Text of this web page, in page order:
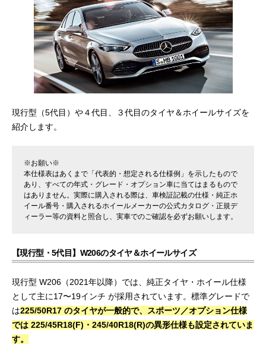
現行型（5代目）や４代目、３代目のタイヤ＆ホイールサイズを
紹介します。
※お願い※
本仕様表はあくまで「代表的・想定される仕様例」を示したもので
あり、すべての年式・グレード・オプション車に当てはまるもので
はありません。実際に購入される際は、車検証記載の仕様・純正ホ
イール番号・購入されるホイールメーカーの公式カタログ・正規デ
ィーラー等の資料と照合し、実車でのご確認を必ずお願いします。
【現行型・5代目】W206のタイヤ＆ホイールサイズ
現行型 W206（2021年以降）では、純正タイヤ・ホイール仕様
として主に17〜19インチ が採用されています。標準グレードで
は225/50R17 のタイヤが一般的で、スポーツ／オプション仕様
では 225/45R18(F)・245/40R18(R)の異形仕様も設定されていま
す。